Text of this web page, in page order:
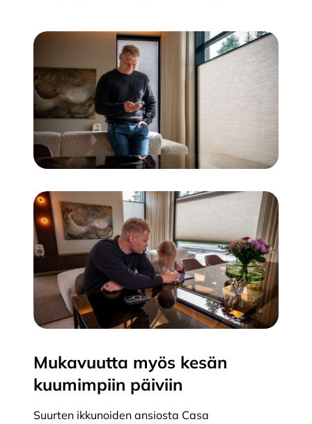
Mukavuutta myös kesän
kuumimpiin päiviin
Suurten ikkunoiden ansiosta Casa